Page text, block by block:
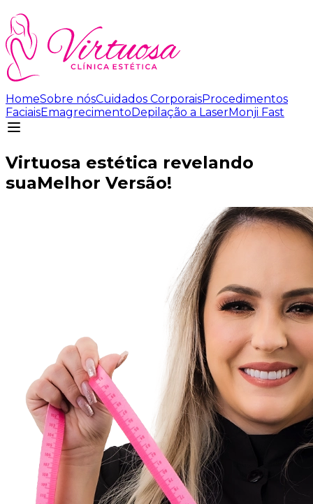
HomeSobre nósCuidados CorporaisProcedimentos
FaciaisEmagrecimentoDepilação a LaserMonji Fast
Virtuosa estética revelando
suaMelhor Versão!